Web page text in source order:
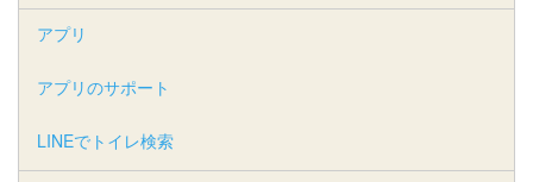
アプリ
アプリのサポート
LINEでトイレ検索